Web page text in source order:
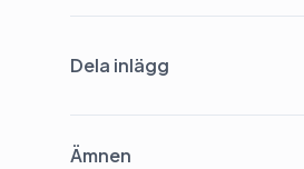
Dela inlägg
Ämnen